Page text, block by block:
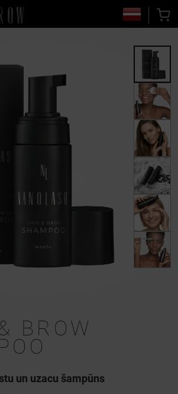
BROW
un uzacu šampūns